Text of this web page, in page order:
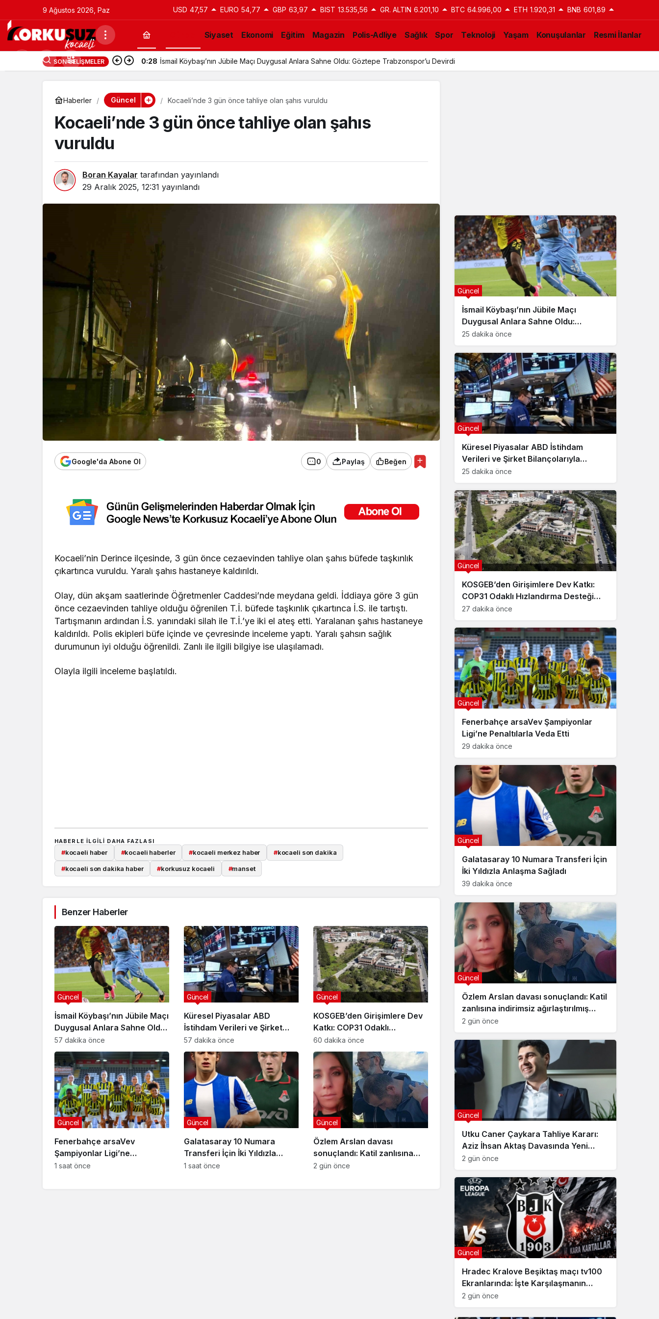
9 Ağustos 2026, Paz USD 47,57 EURO 54,77 GBP 63,97 BIST 13.535,56 GR. ALTIN 6.201,10 BTC 64.996,00 ETH 1.920,31 BNB 601,89
Siyaset Ekonomi Eğitim Magazin Polis-Adliye Sağlık Spor Teknoloji Yaşam Konuşulanlar Resmi İlanlar
SON GELIŞMELER 0:28 İsmail Köybaşı’nın Jübile Maçı Duygusal Anlara Sahne Oldu: Göztepe Trabzonspor’u Devirdi
Haberler Güncel Kocaeli’nde 3 gün önce tahliye olan şahıs vuruldu
Kocaeli’nde 3 gün önce tahliye olan şahıs
vuruldu
Boran Kayalar tarafından yayınlandı
29 Aralık 2025, 12:31 yayınlandı
Google'da Abone Ol 0 Paylaş Beğen
Kocaeli’nin Derince ilçesinde, 3 gün önce cezaevinden tahliye olan şahıs büfede taşkınlık
çıkartınca vuruldu. Yaralı şahıs hastaneye kaldırıldı.
Olay, dün akşam saatlerinde Öğretmenler Caddesi’nde meydana geldi. İddiaya göre 3 gün
önce cezaevinden tahliye olduğu öğrenilen T.İ. büfede taşkınlık çıkartınca İ.S. ile tartıştı.
Tartışmanın ardından İ.S. yanındaki silah ile T.İ.’ye iki el ateş etti. Yaralanan şahıs hastaneye
kaldırıldı. Polis ekipleri büfe içinde ve çevresinde inceleme yaptı. Yaralı şahsın sağlık
durumunun iyi olduğu öğrenildi. Zanlı ile ilgili bilgiye ise ulaşılamadı.
Olayla ilgili inceleme başlatıldı.
HABERLE ILGILI DAHA FAZLASI
#kocaeli haber #kocaeli haberler #kocaeli merkez haber #kocaeli son dakika
#kocaeli son dakika haber #korkusuz kocaeli #manset
Benzer Haberler
İsmail Köybaşı’nın Jübile Maçı
Duygusal Anlara Sahne Oldu:
Göztepe Trabzonspor’u
Devirdi
Güncel
57 dakika önce
Küresel Piyasalar ABD
İstihdam Verileri ve Şirket
Bilançolarıyla Hareketlendi
Güncel
57 dakika önce
KOSGEB’den Girişimlere Dev
Katkı: COP31 Odaklı
Hızlandırma Desteği
Başvuruları Başladı
Güncel
60 dakika önce
Fenerbahçe arsaVev
Şampiyonlar Ligi’ne
Penaltılarla Veda Etti
Güncel
1 saat önce
Galatasaray 10 Numara
Transferi İçin İki Yıldızla
Anlaşma Sağladı
Güncel
1 saat önce
Özlem Arslan davası
sonuçlandı: Katil zanlısına
indirimsiz ağırlaştırılmış
Güncel
2 gün önce
İsmail Köybaşı’nın Jübile Maçı
Duygusal Anlara Sahne Oldu:
Göztepe Trabzonspor’u Devirdi
25 dakika önce
Güncel
Küresel Piyasalar ABD İstihdam
Verileri ve Şirket Bilançolarıyla
Hareketlendi
25 dakika önce
Güncel
KOSGEB’den Girişimlere Dev Katkı:
COP31 Odaklı Hızlandırma Desteği
Başvuruları Başladı
27 dakika önce
Güncel
Fenerbahçe arsaVev Şampiyonlar
Ligi’ne Penaltılarla Veda Etti
29 dakika önce
Güncel
Galatasaray 10 Numara Transferi İçin
İki Yıldızla Anlaşma Sağladı
39 dakika önce
Güncel
Özlem Arslan davası sonuçlandı: Katil
zanlısına indirimsiz ağırlaştırılmış
müebbet hapis cezası verildi
2 gün önce
Güncel
Utku Caner Çaykara Tahliye Kararı:
Aziz İhsan Aktaş Davasında Yeni
Gelişme
2 gün önce
Güncel
Hradec Kralove Beşiktaş maçı tv100
Ekranlarında: İşte Karşılaşmanın
Detayları
2 gün önce
Güncel